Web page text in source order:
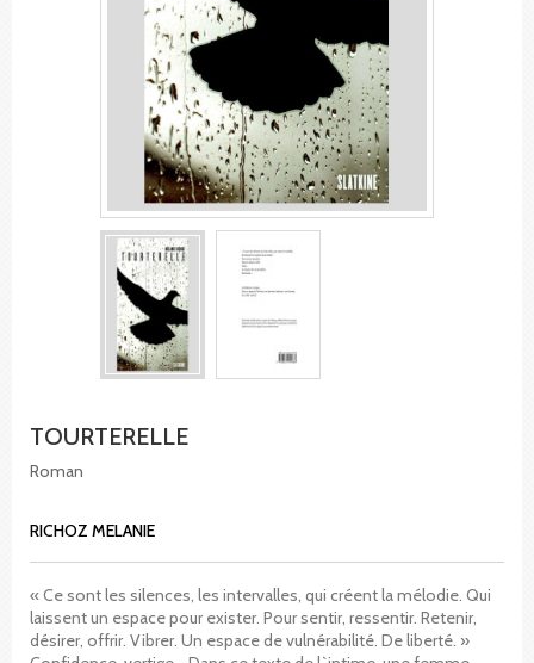
TOURTERELLE
Roman
RICHOZ MELANIE
« Ce sont les silences, les intervalles, qui créent la mélodie. Qui
laissent un espace pour exister. Pour sentir, ressentir. Retenir,
désirer, offrir. Vibrer. Un espace de vulnérabilité. De liberté. »